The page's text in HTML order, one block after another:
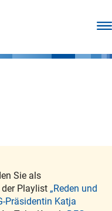
Sie als
Playlist „Reden und
Präsidentin Katja